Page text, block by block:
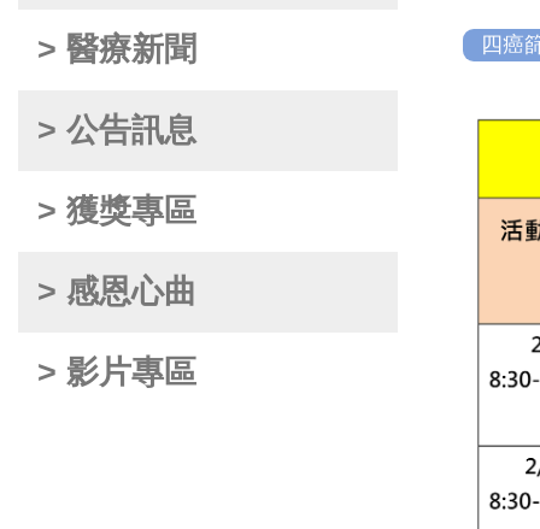
> 醫療新聞
> 公告訊息
> 獲獎專區
> 感恩心曲
> 影片專區
四癌